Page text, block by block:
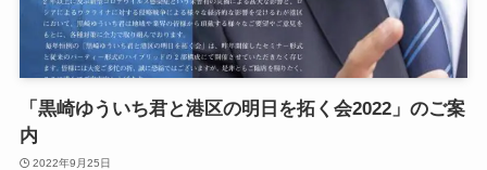
「黒崎ゆういち君と港区の明日を拓く会2022」のご案
内
2022年9月25日